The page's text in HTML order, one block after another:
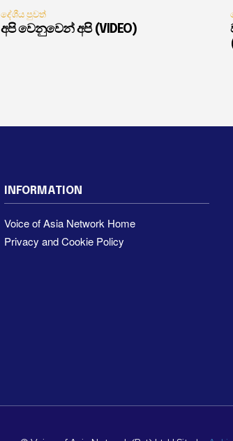
දේශීය පුවත්
අපි වෙනුවෙන් අපි (VIDEO)
INFORMATION
Voice of Asia Network Home
Privacy and Cookie Policy